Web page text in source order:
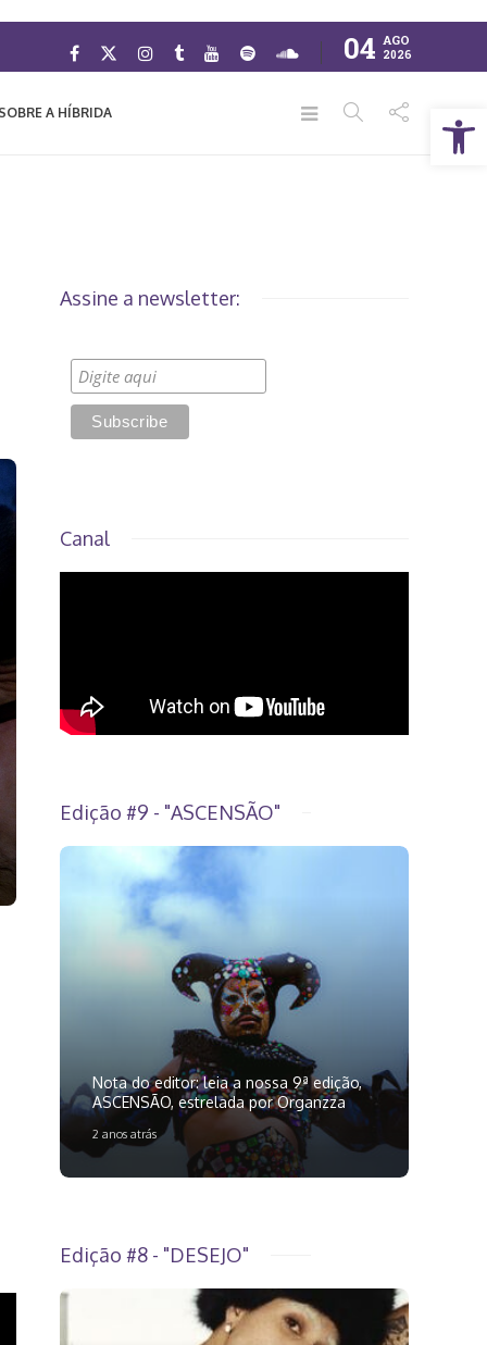
Abrir a barra de ferramentas
04 AGO
2026
SOBRE A HÍBRIDA
Assine a newsletter:
Canal
Edição #9 - "ASCENSÃO"
Nota do editor: leia a nossa 9ª edição,
ASCENSÃO, estrelada por Organzza
2 anos atrás
Edição #8 - "DESEJO"